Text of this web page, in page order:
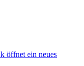
öffnet ein neues